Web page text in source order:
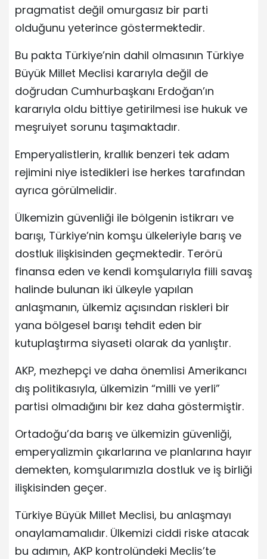
pragmatist değil omurgasız bir parti
olduğunu yeterince göstermektedir.
Bu pakta Türkiye’nin dahil olmasının Türkiye
Büyük Millet Meclisi kararıyla değil de
doğrudan Cumhurbaşkanı Erdoğan’ın
kararıyla oldu bittiye getirilmesi ise hukuk ve
meşruiyet sorunu taşımaktadır.
Emperyalistlerin, krallık benzeri tek adam
rejimini niye istedikleri ise herkes tarafından
ayrıca görülmelidir.
Ülkemizin güvenliği ile bölgenin istikrarı ve
barışı, Türkiye’nin komşu ülkeleriyle barış ve
dostluk ilişkisinden geçmektedir. Terörü
finansa eden ve kendi komşularıyla fiili savaş
halinde bulunan iki ülkeyle yapılan
anlaşmanın, ülkemiz açısından riskleri bir
yana bölgesel barışı tehdit eden bir
kutuplaştırma siyaseti olarak da yanlıştır.
AKP, mezhepçi ve daha önemlisi Amerikancı
dış politikasıyla, ülkemizin “milli ve yerli”
partisi olmadığını bir kez daha göstermiştir.
Ortadoğu’da barış ve ülkemizin güvenliği,
emperyalizmin çıkarlarına ve planlarına hayır
demekten, komşularımızla dostluk ve iş birliği
ilişkisinden geçer.
Türkiye Büyük Millet Meclisi, bu anlaşmayı
onaylamamalıdır. Ülkemizi ciddi riske atacak
bu adımın, AKP kontrolündeki Meclis’te